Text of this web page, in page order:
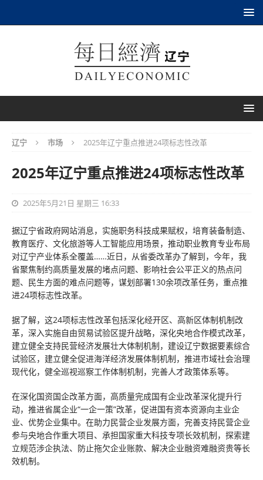
辽宁 市场 2025年辽宁重点推进24项标志性改革
2025年辽宁重点推进24项标志性改革
2025年5月21日 星期三 16:33
据辽宁省政府网站消息，实施职务科技成果赋权，培育装备制造、
教育医疗、文化旅游等人工智能应用场景，推动职业教育专业布局
对辽宁产业体系全覆盖……近日，从省委改革办了解到，今年，我
省聚焦制约高质量发展的堵点问题、影响社会公平正义的热点问
题、民生方面的难点问题等，谋划部署130余项改革任务，重点推
进24项标志性改革。
据了解，这24项标志性改革包括深化经开区、高新区体制机制改
革，深入实施自由贸易试验区提升战略，深化央地合作模式改革，
建立健全支持民营经济发展壮大体制机制，建设辽宁数据要素综合
试验区，建立健全促进海洋经济发展体制机制，推进市域社会治理
现代化，健全巡视巡察工作体制机制，完善人才政策体系等。
在深化国资国企改革方面，高质量完成国有企业改革深化提升行
动，推进省属企业“一企一策”改革，促进国有资本资源向主业企
业、优势企业集中。在助力民营企业发展方面，完善支持民营企业
参与央地合作重大项目、承担国家重大科技专项长效机制，探索建
立规范涉企执法、防止拖欠企业账款、解决企业融资难融资贵等长
效机制。